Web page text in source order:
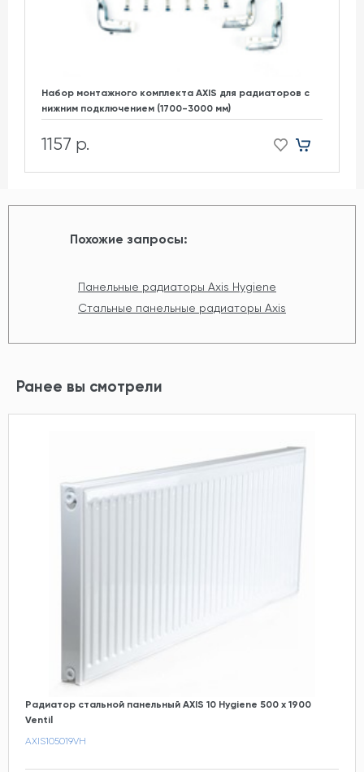
Набор монтажного комплекта AXIS для радиаторов с
нижним подключением (1700-3000 мм)
1157 р.
Похожие запросы:
Панельные радиаторы Axis Hygiene
Стальные панельные радиаторы Axis
Ранее вы смотрели
Радиатор стальной панельный AXIS 10 Hygiene 500 x 1900
Ventil
AXIS105019VH